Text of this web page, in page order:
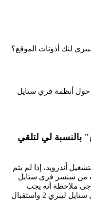
لنك أذونات الموقع؟
حول أنظمة فري ستايل
بالنسبة لي لتلقي
أندرويد، إذا لم يتم
من سنسر فري ستايل
يرجى ملاحظة أنه يجب
تشغيل البلوتوث لبدء تشغيل سنسر فري ستايل ليبري 2 واستقبال